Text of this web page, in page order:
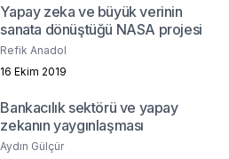
Yapay zeka ve büyük verinin
sanata dönüştüğü NASA projesi
Refik Anadol
16 Ekim 2019
Bankacılık sektörü ve yapay
zekanın yaygınlaşması
Aydın Gülçür